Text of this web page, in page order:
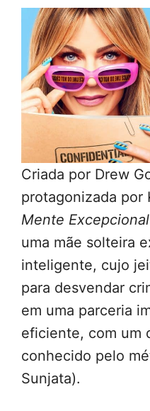
Criada por Drew
protagonizada por
Mente Excepcional
uma mãe solteira
inteligente, cujo
para desvendar
em uma parceria
eficiente, com um
conhecido pelo
Sunjata).